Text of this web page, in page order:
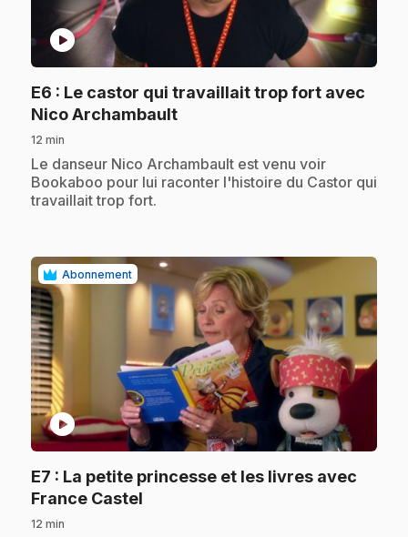
play_circle
E6 : Le castor qui travaillait trop fort avec
Nico Archambault.
12 min
.Le danseur Nico Archambault est venu voir
Bookaboo pour lui raconter l'histoire du Castor qui
travaillait trop fort.
Abonnement
play_circle
E7 : La petite princesse et les livres avec
France Castel
12 min